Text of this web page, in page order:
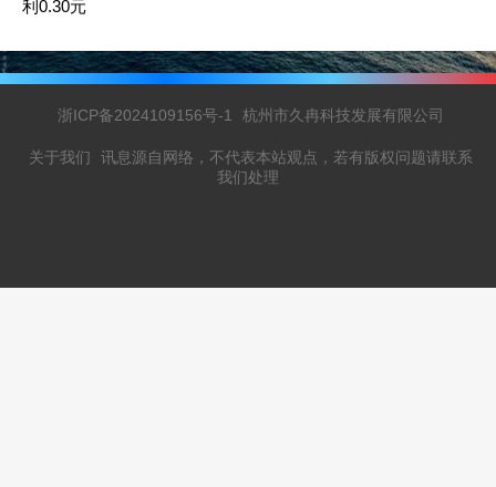
利0.30元
浙ICP备2024109156号-1 杭州市久冉科技发展有限公司
关于我们
讯息源自网络，不代表本站观点，若有版权问题请联系
我们处理